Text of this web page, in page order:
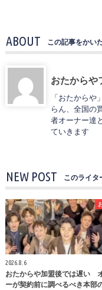
ABOUT この記事をかい
おたからや
「おたから
らん、全国の
者オーナー達
ていきます
NEW POST このライタ
2026.8.6
おたからや加盟後では遅い
ーが契約前に調べるべき本部